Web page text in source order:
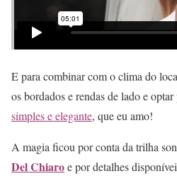
E para combinar com o clima do
os bordados e rendas de lado e optar
simples e elegante, que eu amo!
A magia ficou por conta da trilha
Del Chiaroe por detalhes